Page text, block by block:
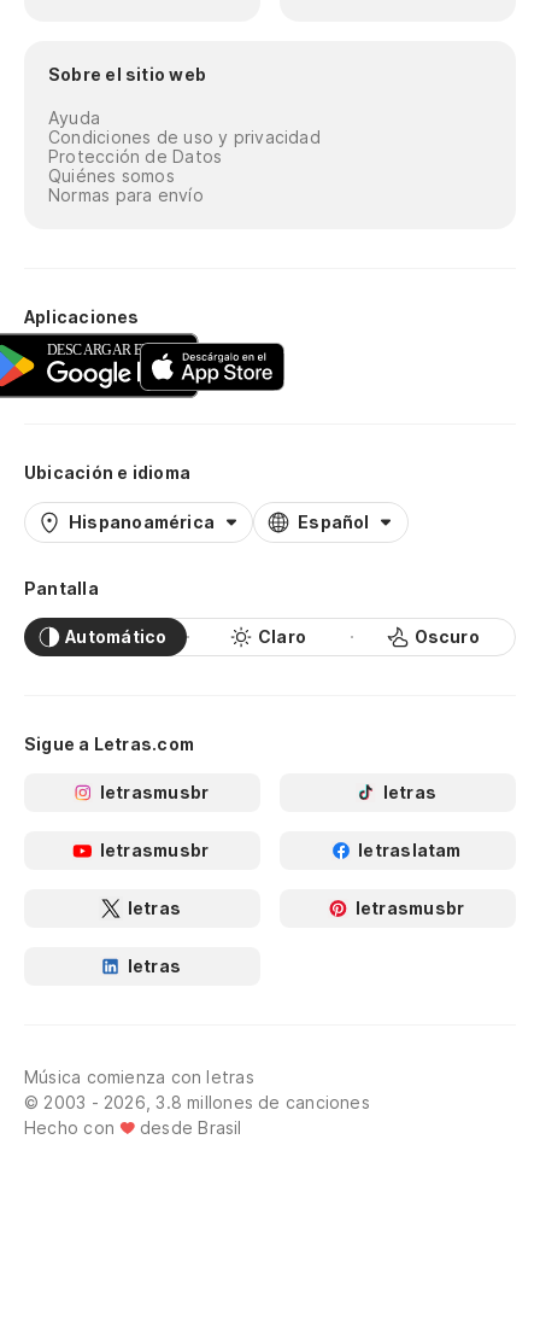
Sobre el sitio web
Ayuda
Condiciones de uso y privacidad
Protección de Datos
Quiénes somos
Normas para envío
Aplicaciones
Ubicación e idioma
Hispanoamérica Español
Pantalla
Automático Claro Oscuro
Sigue a Letras.com
letrasmusbr letras
letrasmusbr letraslatam
letras letrasmusbr
letras
Música comienza con letras
© 2003 - 2026, 3.8 millones de canciones
Hecho con
desde Brasil